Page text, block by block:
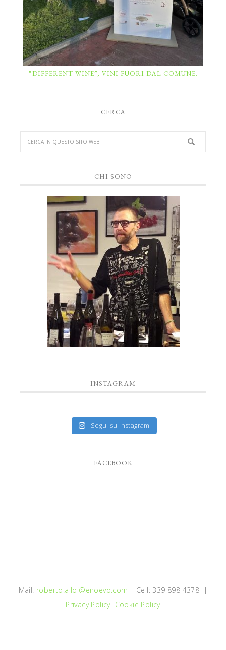
“DIFFERENT WINE”, VINI FUORI DAL COMUNE.
CERCA
CHI SONO
INSTAGRAM
Segui su Instagram
FACEBOOK
Mail: roberto.alloi@enoevo.com | Cell: 339 898 4378 |
Privacy Policy Cookie Policy